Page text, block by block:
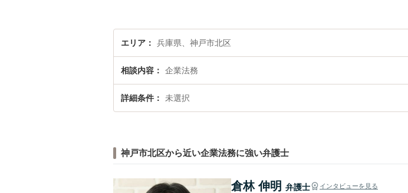
エリア 兵庫県、神戸市北区
相談内容 企業法務
詳細条件 未選択
神戸市北区から近い企業法務に強い弁護士
倉林 伸明 弁護士 インタビューを見る